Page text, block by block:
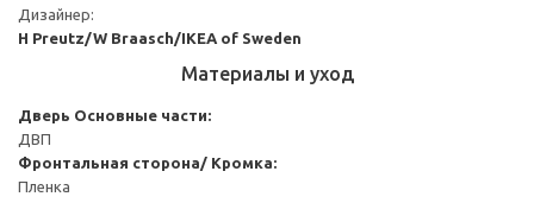
Дизайнер:
H Preutz/W Braasch/IKEA of Sweden
Материалы и уход
Дверь Основные части:
ДВП
Фронтальная сторона/ Кромка:
Пленка